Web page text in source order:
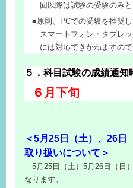
回以降は試験の受験のみと
原則、PCでの受験を推奨し
スマートフォン・タブレ
には対応できかねますので
５．科目試験の成績通知
６月下旬
＜5月25日（土）、26日
取り扱いについて＞
5月25日（土）5月26日（日
なります。